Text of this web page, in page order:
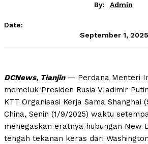
By: Admin
Date:
September 1, 2025
DCNews, Tianjin — Perdana Menteri
memeluk Presiden Rusia Vladimir
KTT Organisasi Kerja Sama Shanghai
China, Senin (1/9/2025) waktu
menegaskan eratnya hubungan New
tengah tekanan keras dari